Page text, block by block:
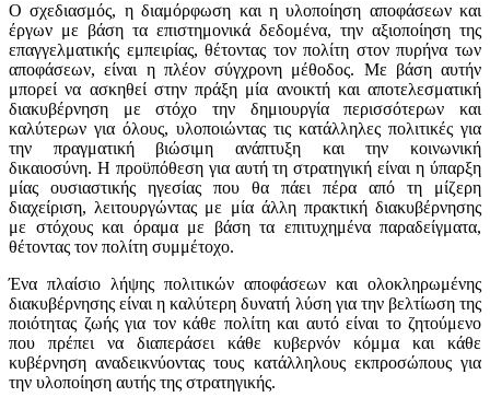
Ο σχεδιασμός, η διαμόρφωση και η υλοποίηση αποφάσεων και
έργων με βάση τα επιστημονικά δεδομένα, την αξιοποίηση της
επαγγελματικής εμπειρίας, θέτοντας τον πολίτη στον πυρήνα των
αποφάσεων, είναι η πλέον σύγχρονη μέθοδος. Με βάση αυτήν
μπορεί να ασκηθεί στην πράξη μία ανοικτή και αποτελεσματική
διακυβέρνηση με στόχο την δημιουργία περισσότερων και
καλύτερων για όλους, υλοποιώντας τις κατάλληλες πολιτικές για
την πραγματική βιώσιμη ανάπτυξη και την κοινωνική
δικαιοσύνη. Η προϋπόθεση για αυτή τη στρατηγική είναι η ύπαρξη
μίας ουσιαστικής ηγεσίας που θα πάει πέρα από τη μίζερη
διαχείριση, λειτουργώντας με μία άλλη πρακτική διακυβέρνησης
με στόχους και όραμα με βάση τα επιτυχημένα παραδείγματα,
θέτοντας τον πολίτη συμμέτοχο.
Ένα πλαίσιο λήψης πολιτικών αποφάσεων και ολοκληρωμένης
διακυβέρνησης είναι η καλύτερη δυνατή λύση για την βελτίωση της
ποιότητας ζωής για τον κάθε πολίτη και αυτό είναι το ζητούμενο
που πρέπει να διαπεράσει κάθε κυβερνόν κόμμα και κάθε
κυβέρνηση αναδεικνύοντας τους κατάλληλους εκπροσώπους για
την υλοποίηση αυτής της στρατηγικής.